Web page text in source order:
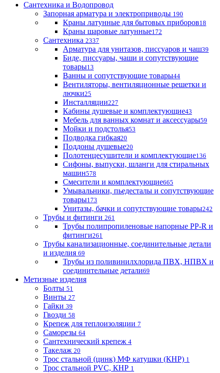
Сантехника и Водопровод
Запорная арматура и электроприводы 190
Краны латунные для бытовых приборов18
Краны шаровые латунные172
Сантехника 2337
Арматура для унитазов, писсуаров и чаш39
Биде, писсуары, чаши и сопутствующие
товары13
Ванны и сопутствующие товары44
Вентиляторы, вентиляционные решетки и
лючки25
Инсталляции227
Кабины душевые и комплектующие43
Мебель для ванных комнат и аксессуары59
Мойки и подстолья53
Подводка гибкая20
Поддоны душевые20
Полотенцесушители и комплектующие136
Сифоны, выпуски, шланги для стиральных
машин578
Смесители и комплектующие665
Умывальники, пьедесталы и сопутствующие
товары173
Унитазы, бачки и сопутствующие товары242
Трубы и фитинги 261
Трубы полипропиленовые напорные PP-R и
фитинги261
Трубы канализационные, соединительные детали
и изделия 69
Трубы из поливинилхлорида ПВХ, НПВХ и
соединительные детали69
Метизные изделия
Болты 51
Винты 27
Гайки 39
Гвозди 58
Крепеж для теплоизоляции 7
Саморезы 64
Сантехнический крепеж 4
Такелаж 20
Трос стальной (цинк) МФ катушки (КНР) 1
Трос стальной PVC, КНР 1